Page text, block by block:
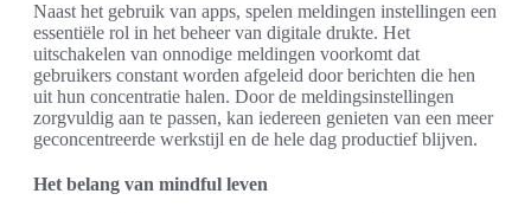
Naast het gebruik van apps, spelen meldingen instellingen een
essentiële rol in het beheer van digitale drukte. Het
uitschakelen van onnodige meldingen voorkomt dat
gebruikers constant worden afgeleid door berichten die hen
uit hun concentratie halen. Door de meldingsinstellingen
zorgvuldig aan te passen, kan iedereen genieten van een meer
geconcentreerde werkstijl en de hele dag productief blijven.
Het belang van mindful leven